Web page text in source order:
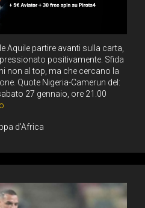
Aquile partire avanti sulla carta,
positivamente. Sfida
non al top, ma che cercano la
Quote Nigeria-Camerun del:
27 gennaio, ore 21.00
d'Africa